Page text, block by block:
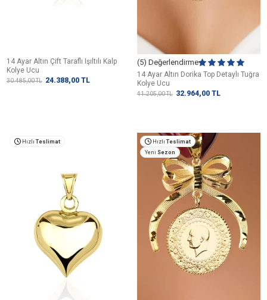
14 Ayar Altın Çift Taraflı Işıltılı Kalp
Kolye Ucu
30.485,00TL 24.388,00 TL
(5) Değerlendirme
14 Ayar Altın Dorika Top Detaylı Tuğra
Kolye Ucu
41.205,00TL 32.964,00 TL
Hızlı Teslimat Hızlı Teslimat
Yeni Sezon